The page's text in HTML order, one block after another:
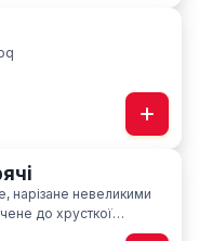
нарізане невеликими
до хрусткої